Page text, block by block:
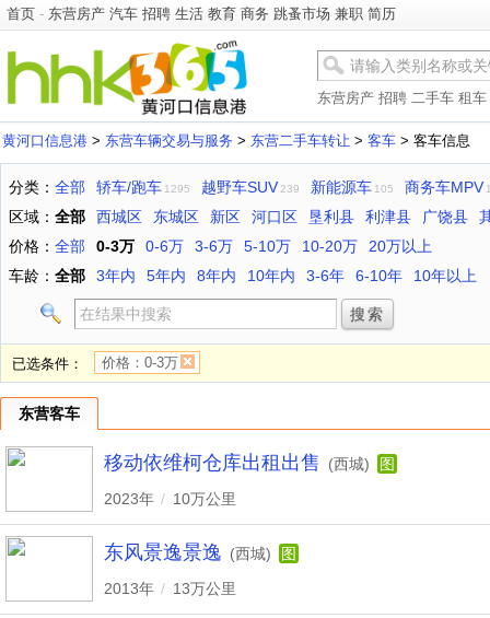
首页 - 东营房产 汽车 招聘 生活 教育 商务 跳蚤市场 兼职 简历
东营房产 招聘 二手车 租车
黄河口信息港 > 东营车辆交易与服务 > 东营二手车转让 > 客车 > 客车信息
分类： 全部 轿车/跑车 1295 越野车SUV 239 新能源车 105 商务车MPV
区域： 全部 西城区 东城区 新区 河口区 垦利县 利津县 广饶县
价格： 全部 0-3万 0-6万 3-6万 5-10万 10-20万
20万以上
车龄： 全部 3年内 5年内 8年内 10年内 3-6年 6-10年 10年以上
已选条件： 价格：0-3万
东营客车
移动依维柯仓库出租出售 (西城)
图
2023年 / 10万公里
东风景逸景逸 (西城)
图
2013年 / 13万公里